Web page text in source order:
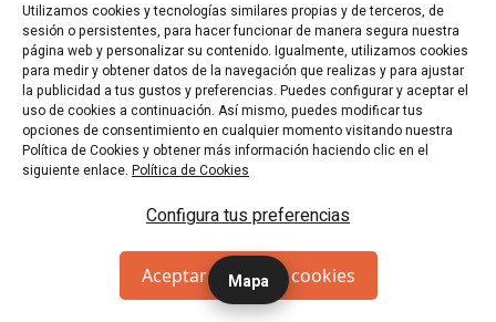
"Visita la Fábrica Ambar y recupera la receta secreta del
desaparecido maestro cervecero para conservar la
esencia de su cerveza."
Desde 20 €/p
RESERVAR
Saw, La Fábrica
Mapa
Utilizamos cookies y tecnologías similares propias y de terceros, de
sesión o persistentes, para hacer funcionar de manera segura nuestra
página web y personalizar su contenido. Igualmente, utilizamos cookies
para medir y obtener datos de la navegación que realizas y para ajustar
la publicidad a tus gustos y preferencias. Puedes configurar y aceptar el
uso de cookies a continuación. Así mismo, puedes modificar tus
opciones de consentimiento en cualquier momento visitando nuestra
Política de Cookies y obtener más información haciendo clic en el
siguiente enlace. Política de Cookies
Configura tus preferencias
Aceptar todas las cookies